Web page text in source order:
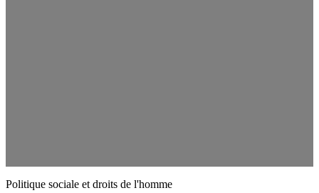
Politique sociale et droits de l'homme